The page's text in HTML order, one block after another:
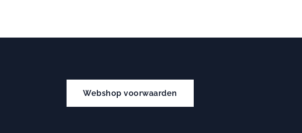
Webshop voorwaarden